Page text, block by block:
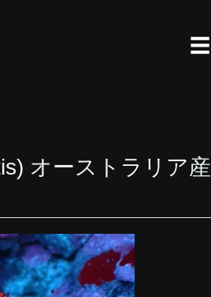
☰
オーストラリア産